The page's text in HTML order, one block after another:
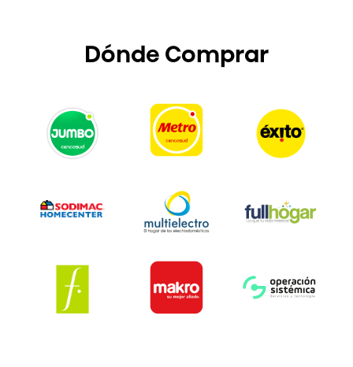
Dónde Comprar